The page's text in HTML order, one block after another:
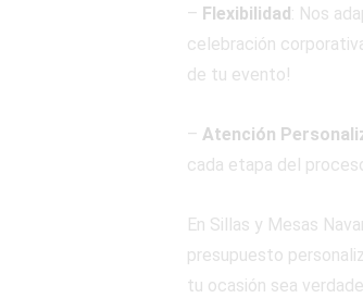
– Flexibilidad: Nos
celebración
de tu evento!
– Atención
cada etapa del
En Sillas y Mesas
presupuesto
tu ocasión sea